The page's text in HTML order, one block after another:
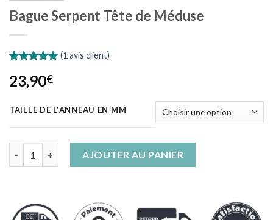
Bague Serpent Tête de Méduse
sur 5 basé
sur notation
(1 avis client)
23,90€
TAILLE DE L'ANNEAU EN MM
AJOUTER AU PANIER